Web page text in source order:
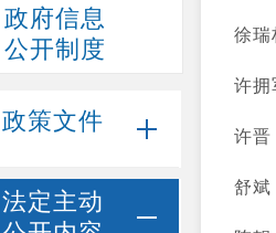
政府信息
公开制度
政策文件
法定主动
徐瑞
许拥
许晋
舒斌